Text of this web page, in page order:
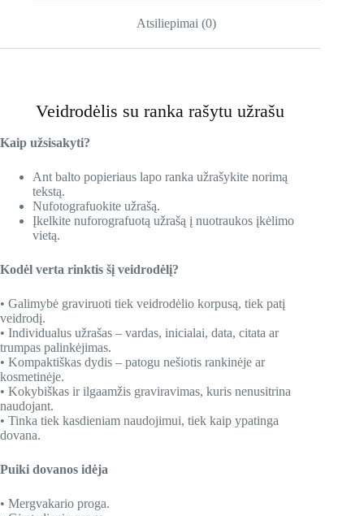
Atsiliepimai (0)
Veidrodėlis su ranka rašytu užrašu
Kaip užsisakyti?
Ant balto popieriaus lapo ranka užrašykite norimą
tekstą.
Nufotografuokite užrašą.
Įkelkite nuforografuotą užrašą į nuotraukos įkėlimo
vietą.
Kodėl verta rinktis šį veidrodėlį?
• Galimybė graviruoti tiek veidrodėlio korpusą, tiek patį
veidrodį.
• Individualus užrašas – vardas, inicialai, data, citata ar
trumpas palinkėjimas.
• Kompaktiškas dydis – patogu nešiotis rankinėje ar
kosmetinėje.
• Kokybiškas ir ilgaamžis graviravimas, kuris nenusitrina
naudojant.
• Tinka tiek kasdieniam naudojimui, tiek kaip ypatinga
dovana.
Puiki dovanos idėja
• Mergvakario proga.